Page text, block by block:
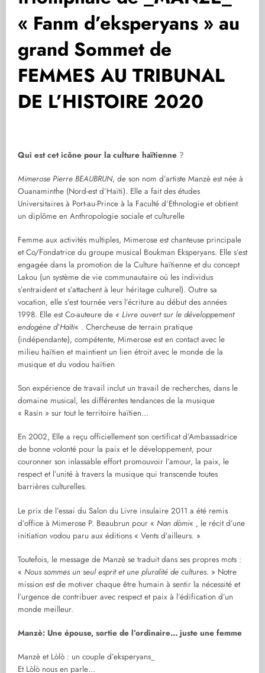
« Fanm d’eksperyans » au
grand Sommet de
FEMMES AU TRIBUNAL
DE L’HISTOIRE 2020
Qui est cet icône pour la culture haïtienne ?
Mimerose Pierre BEAUBRUN, de son nom d’artiste Manzè est née à
Ouanaminthe (Nord-est d’Haïti). Elle a fait des études
Universitaires à Port-au-Prince à la Faculté d’Ethnologie et obtient
un diplôme en Anthropologie sociale et culturelle
Femme aux activités multiples, Mimerose est chanteuse principale
et Co/Fondatrice du groupe musical Boukman Eksperyans. Elle s’est
engagée dans la promotion de la Culture haïtienne et du concept
Lakou (un système de vie communautaire où les individus
s’entraident et s’attachent à leur héritage culturel). Outre sa
vocation, elle s’est tournée vers l’écriture au début des années
1998. Elle est Co-auteure de « Livre ouvert sur le développement
endogène d’Haïti« . Chercheuse de terrain pratique
(indépendante), compétente, Mimerose est en contact avec le
milieu haïtien et maintient un lien étroit avec le monde de la
musique et du vodou haïtien
Son expérience de travail inclut un travail de recherches, dans le
domaine musical, les différentes tendances de la musique
« Rasin » sur tout le territoire haïtien…
En 2002, Elle a reçu officiellement son certificat d’Ambassadrice
de bonne volonté pour la paix et le développement, pour
couronner son inlassable effort promouvoir l’amour, la paix, le
respect et l’unité à travers la musique qui transcende toutes
barrières culturelles.
Le prix de l’essai du Salon du Livre insulaire 2011 a été remis
d’office à Mimerose P. Beaubrun pour « Nan dòmi« , le récit d’une
initiation vodou paru aux éditions « Vents d’ailleurs. »
Toutefois, le message de Manzè se traduit dans ses propres mots :
« Nous sommes un seul esprit et une pluralité de cultures. » Notre
mission est de motiver chaque être humain à sentir la nécessité et
l’urgence de contribuer avec respect et paix à l’édification d’un
monde meilleur.
Manzè: Une épouse, sortie de l’ordinaire… juste une femme
Manzè et Lòlò : un couple d’eksperyans_
Et Lòlò nous en parle…